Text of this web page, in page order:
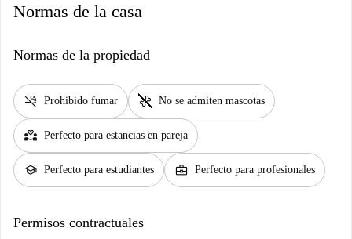
Normas de la casa
Normas de la propiedad
smoke_free Prohibido fumar pet_supplies No se admiten mascotas
partner_heart Perfecto para estancias en pareja
school Perfecto para estudiantes business_center Perfecto para profesionales
Permisos contractuales